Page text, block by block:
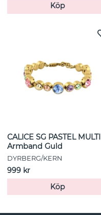
Köp
CALICE SG PASTEL MULTI
Armband Guld
DYRBERG/KERN
999 kr
Köp